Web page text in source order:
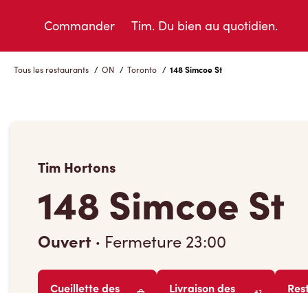
Commander Tim. Du bien au quotidien.
Tous les restaurants / ON / Toronto / 148 Simcoe St
Tim Hortons
148 Simcoe St
Ouvert · Fermeture 23:00
Cueillette des Livraison des